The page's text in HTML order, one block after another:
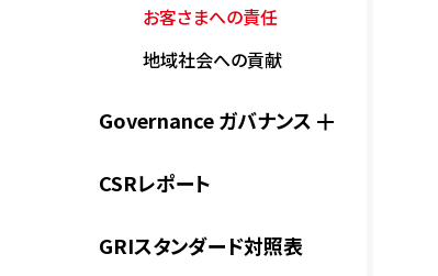
お客さまへの責任
地域社会への貢献
Governance ガバナンス
CSRレポート
GRIスタンダード対照表